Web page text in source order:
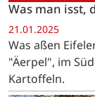
Was man isst,
21.01.2025
Was aßen
"Äerpel", im
Kartoffeln.